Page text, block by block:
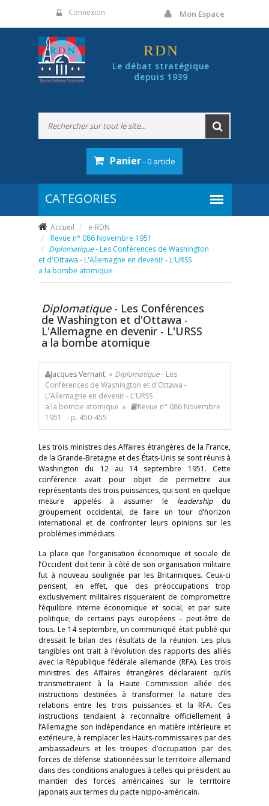
Connexion Mon Espace
RDN
Le débat stratégique
depuis 1939
Panier- 0 article
Accueil
e-RDN
Revue n° 086 Novembre 1951
Diplomatique- Les Conférences de Washington
et d'Ottawa - L'Allemagne en devenir - L'URSS
a la bombe atomique
Diplomatique - Les Conférences
de Washington et d'Ottawa -
L'Allemagne en devenir - L'URSS
a la bombe atomique
Jacques Vernant, « Diplomatique- Les
Conférences de Washington et d'Ottawa -
L'Allemagne en devenir - L'URSS
a la bombe atomique »
Revue n° 086 Novembre
1951
- p. 450-455
Les trois ministres des Affaires étrangères de la France,
de la Grande-Bretagne et des États-Unis se sont réunis à
Washington du 12 au 14 septembre 1951. Cette
conférence avait pour objet de permettre aux
représentants des trois puissances, qui sont en quelque
mesure appelés à assumer le leadership du
groupement occidental, de faire un tour d’horizon
international et de confronter leurs opinions sur les
problèmes immédiats.
La place que l’organisation économique et sociale de
l’Occident doit tenir à côté de son organisation militaire
fut à nouveau soulignée par les Britanniques. Ceux-ci
pensent, en effet, que des préoccupations trop
exclusivement militaires risqueraient de compromettre
l’équilibre interne économique et social, et par suite
politique, de certains pays européens – peut-être de
tous. Le 14 septembre, un communiqué était publié qui
dressait le bilan des résultats de la réunion. Les plus
tangibles ont trait à l’évolution des rapports des alliés
avec la République fédérale allemande (RFA). Les trois
ministres des Affaires étrangères déclaraient qu’ils
transmettraient à la Haute Commission alliée des
instructions destinées à transformer la nature des
relations entre les trois puissances et la RFA. Ces
instructions tendaient à reconnaître officiellement à
l’Allemagne son indépendance en matière intérieure et
extérieure, à remplacer les Hauts-commissaires par des
ambassadeurs et les troupes d’occupation par des
forces de défense stationnées sur le territoire allemand
dans des conditions analogues à celles qui président au
maintien des forces américaines sur le territoire
japonais aux termes du pacte nippo-américain.